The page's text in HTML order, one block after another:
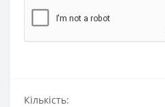
Кількість: